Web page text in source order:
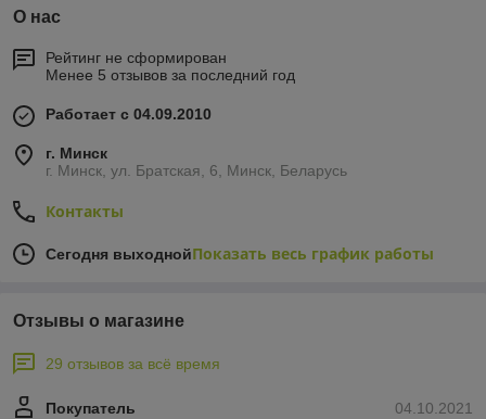
О нас
Рейтинг не сформирован
Менее 5 отзывов за последний год
Работает с 04.09.2010
г. Минск
г. Минск, ул. Братская, 6, Минск, Беларусь
Контакты
Сегодня выходнойПоказать весь график работы
Отзывы о магазине
29 отзывов за всё время
04.10.2021
Покупатель